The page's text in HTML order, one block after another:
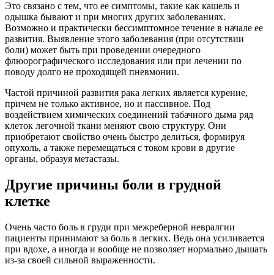
Это связано с тем, что ее симптомы, такие как кашель и
одышка бывают и при многих других заболеваниях.
Возможно и практически бессимптомное течение в начале ее
развития. Выявление этого заболевания (при отсутствии
боли) может быть при проведении очередного
флюорографического исследования или при лечении по
поводу долго не проходящей пневмонии.
Частой причиной развития рака легких является курение,
причем не только активное, но и пассивное. Под
воздействием химических соединений табачного дыма ряд
клеток легочной ткани меняют свою структуру. Они
приобретают свойство очень быстро делиться, формируя
опухоль, а также перемещаться с током крови в другие
органы, образуя метастазы.
Другие причины боли в грудной
клетке
Очень часто боль в груди при межреберной невралгии
пациенты принимают за боль в легких. Ведь она усиливается
при вдохе, а иногда и вообще не позволяет нормально дышать
из-за своей сильной выраженности.